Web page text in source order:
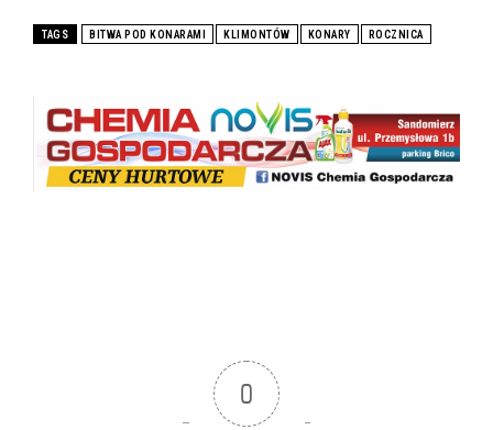
TAGS BITWA POD KONARAMI KLIMONTÓW KONARY ROCZNICA
0